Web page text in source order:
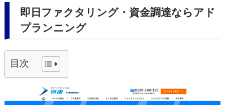
即日ファクタリング・資金調達ならアド
プランニング
目次